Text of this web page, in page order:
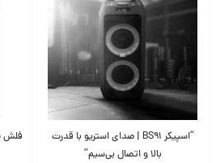
“اسپیکر BS91 | صدای استریو با قدرت
بالا و اتصال بی‌سیم”